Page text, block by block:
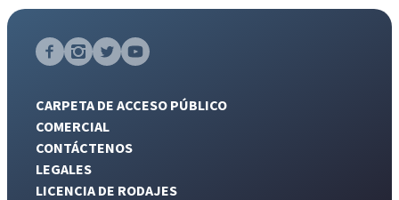
CARPETA DE ACCESO PÚBLICO
COMERCIAL
CONTÁCTENOS
LEGALES
LICENCIA DE RODAJES